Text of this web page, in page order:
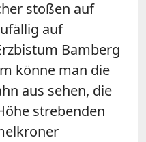
stoßen auf
auf
Bamberg
könne man die
aus sehen, die
strebenden